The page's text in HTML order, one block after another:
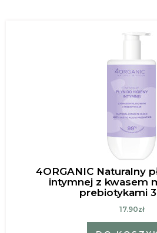
4ORGANIC Naturalny
intymnej z kwasem
prebiotykami
17.90zł